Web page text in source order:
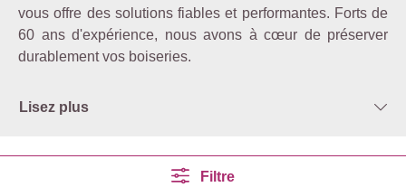
vous offre des solutions fiables et performantes. Forts de
60 ans d'expérience, nous avons à cœur de préserver
durablement vos boiseries.
Lisez plus
Filtre